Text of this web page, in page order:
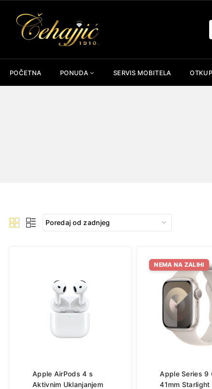
content
POČETNA PONUDA SERVIS MOBITELA
Apple AirPods 4 s
Aktivnim Uklanjanjem
NEMA NA ZALIHI
Apple Series 9
41mm Starlight